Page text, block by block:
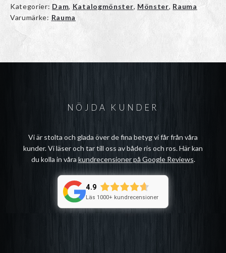
Kategorier: Dam, Katalogmönster, Mönster, Rauma
Varumärke: Rauma
NÖJDA KUNDER
Vi är stolta och glada över de fina betyg vi får från våra
kunder. Vi läser och tar till oss av både ris och ros. Här kan
du kolla in våra kundrecensioner på Google Reviews.
4.9
Läs 1000+ kundrecensioner